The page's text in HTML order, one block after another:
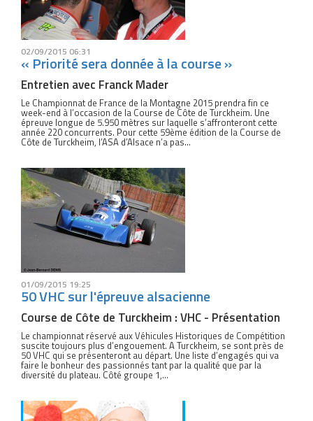
02/09/2015 06:31
« Priorité sera donnée à la course »
Entretien avec Franck Mader
Le Championnat de France de la Montagne 2015 prendra fin ce
week-end à l’occasion de la Course de Côte de Turckheim. Une
épreuve longue de 5.950 mètres sur laquelle s’affronteront cette
année 220 concurrents. Pour cette 59ème édition de la Course de
Côte de Turckheim, l’ASA d’Alsace n’a pas...
01/09/2015 19:25
50 VHC sur l'épreuve alsacienne
Course de Côte de Turckheim : VHC - Présentation
Le championnat réservé aux Véhicules Historiques de Compétition
suscite toujours plus d’engouement. A Turckheim, se sont près de
50 VHC qui se présenteront au départ. Une liste d’engagés qui va
faire le bonheur des passionnés tant par la qualité que par la
diversité du plateau. Côté groupe 1,...